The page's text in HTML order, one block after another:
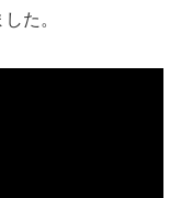
た。